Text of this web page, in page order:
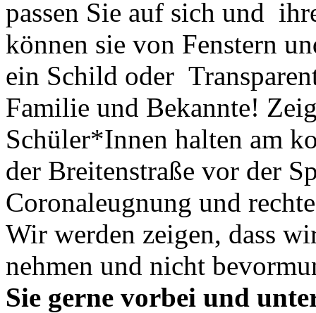
passen Sie auf sich und
können sie von Fenstern
ein Schild oder
Familie und Bekannte!
Schüler*Innen halten am
der Breitenstraße vor der
Coronaleugnung und
Wir werden zeigen, dass
nehmen und nicht
Sie gerne vorbei und